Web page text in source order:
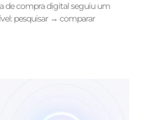
de compra digital seguiu um
pesquisar → comparar